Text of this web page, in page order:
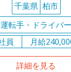
千葉県 柏市
運転手・ドライバー
員
月給
詳細を見る